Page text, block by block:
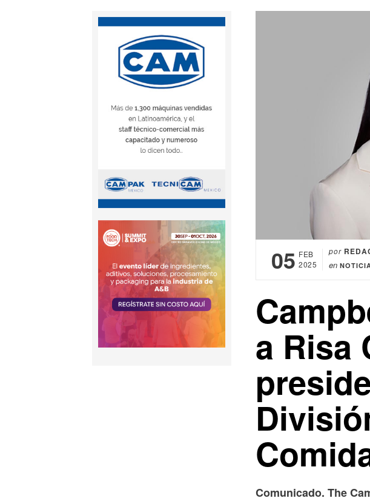
05 FEB
2025
por
en
a Risa
Comunicado. The